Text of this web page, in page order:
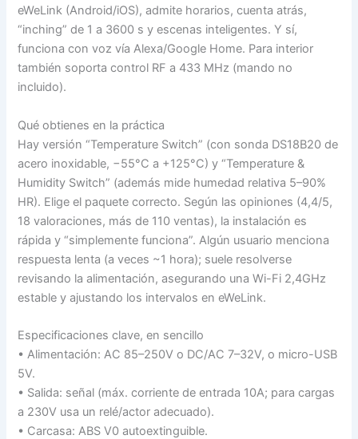
eWeLink (Android/iOS), admite horarios, cuenta atrás,
“inching” de 1 a 3600 s y escenas inteligentes. Y sí,
funciona con voz vía Alexa/Google Home. Para interior
también soporta control RF a 433 MHz (mando no
incluido).
Qué obtienes en la práctica
Hay versión “Temperature Switch” (con sonda DS18B20 de
acero inoxidable, −55°C a +125°C) y “Temperature &
Humidity Switch” (además mide humedad relativa 5–90%
HR). Elige el paquete correcto. Según las opiniones (4,4/5,
18 valoraciones, más de 110 ventas), la instalación es
rápida y “simplemente funciona”. Algún usuario menciona
respuesta lenta (a veces ~1 hora); suele resolverse
revisando la alimentación, asegurando una Wi-Fi 2,4GHz
estable y ajustando los intervalos en eWeLink.
Especificaciones clave, en sencillo
• Alimentación: AC 85–250V o DC/AC 7–32V, o micro-USB
5V.
• Salida: señal (máx. corriente de entrada 10A; para cargas
a 230V usa un relé/actor adecuado).
• Carcasa: ABS V0 autoextinguible.